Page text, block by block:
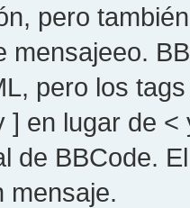
pero
mensajeeo.
pero los
] en lugar de
de BBCode.
mensaje.